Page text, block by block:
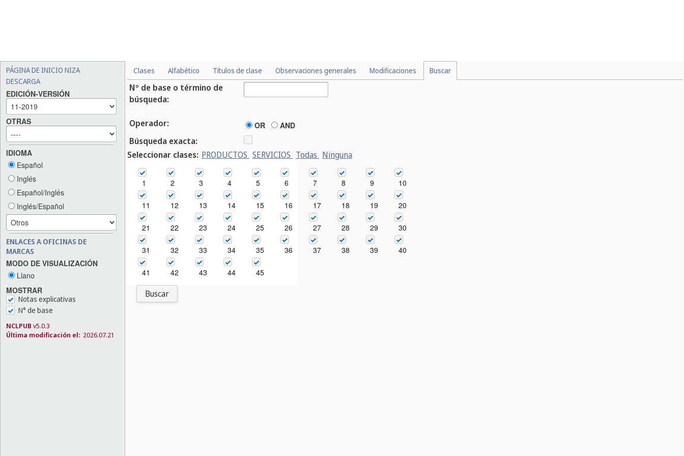
PÁGINA DE INICIO NIZA
DESCARGA
EDICIÓN-VERSIÓN
OTRAS
IDIOMA
Español
Inglés
Español/Inglés
Inglés/Español
ENLACES A OFICINAS DE
MARCAS
MODO DE VISUALIZACIÓN
Llano
MOSTRAR
Notas explicativas
N° de base
NCLPUB v5.0.3
Última modificación el: 2026.07.21
Clases Alfabético Títulos de clase Observaciones generales Modificaciones Buscar
Nº de base o término de
búsqueda:
Operador: OR AND
Búsqueda exacta:
Seleccionar clases: PRODUCTOS SERVICIOS Todas Ninguna
1 2 3 4 5 6 7 8 9 10
11 12 13 14 15 16 17 18 19 20
21 22 23 24 25 26 27 28 29 30
31 32 33 34 35 36 37 38 39 40
41 42 43 44 45
Buscar